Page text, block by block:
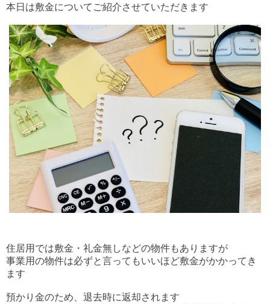
本日は敷金についてご紹介させていただきます
住居用では敷金・礼金無しなどの物件もありますが
事業用の物件は必ずと言ってもいいほど敷金がかかってき
ます
預かり金のため、退去時に返却されます